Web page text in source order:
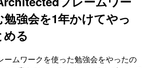
強会を1年かけてやっ
る
ームワークを使った勉強会をやったの